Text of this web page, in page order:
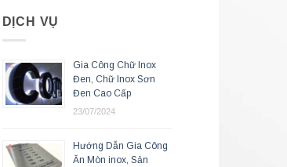
DỊCH VỤ
Gia Công Chữ Inox
Đen, Chữ Inox Sơn
Đen Cao Cấp
23/07/2024
Hướng Dẫn Gia Công
Ăn Mòn inox, Sản